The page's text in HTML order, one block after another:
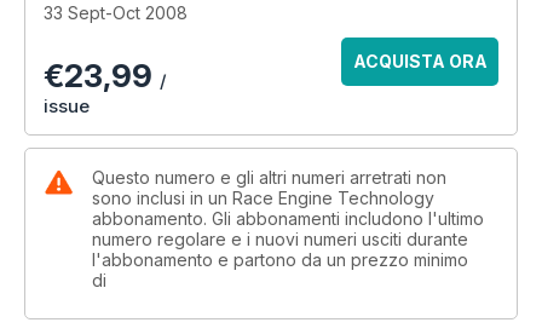
33 Sept-Oct 2008
€23,99 /
issue
ACQUISTA ORA
Questo numero e gli altri numeri arretrati non
sono inclusi in un Race Engine Technology
abbonamento. Gli abbonamenti includono l'ultimo
numero regolare e i nuovi numeri usciti durante
l'abbonamento e partono da un prezzo minimo
di